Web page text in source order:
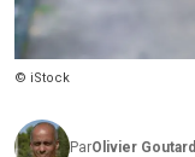
© iStock
ParOlivier Goutard